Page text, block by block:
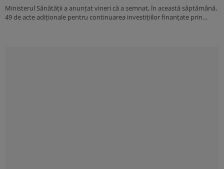
Ministerul Sănătăţii a anunţat vineri că a semnat, în această săptămână,
49 de acte adiţionale pentru continuarea investiţiilor finanţate prin…